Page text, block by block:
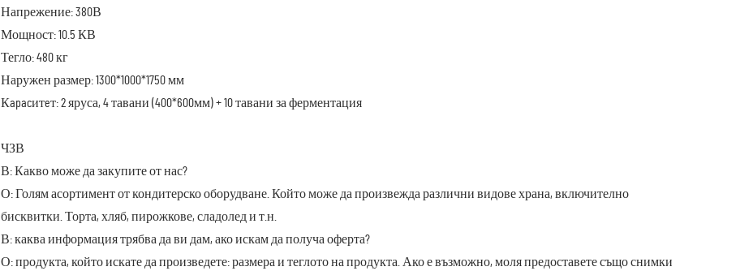
Напрежение: 380В
Мощност: 10.5 КВ
Тегло: 480 кг
Наружен размер: 1300*1000*1750 мм
Кapacитeт: 2 яруса, 4 тавани (400*600мм) + 10 тавани за ферментация
ЧЗВ
В: Какво може да закупите от нас?
О: Голям асортимент от кондитерско оборудване. Който може да произвежда различни видове храна, включително
бисквитки. Торта, хляб, пирожкове, сладолед и т.н.
В: каква информация трябва да ви дам, ако искам да получа оферта?
О: продукта, който искате да произведете: размера и теглото на продукта. Ако е възможно, моля предоставете също снимки